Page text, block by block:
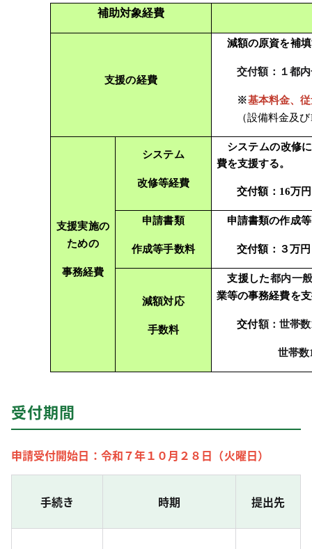
補助対象経費
支援の経費
減額の原資を補
交付額：１都
※基本料金、
（設備料金及
支援実施の
ための
事務経費
システム
改修等経費
システムの改修
費を支援する。
交付額：16万
申請書類
作成等手数料
申請書類の作成等
交付額：３万
減額対応
手数料
支援した都内一
業等の事務経費を
交付額：世帯
世帯
受付期間
申請受付開始日：令和７年１０月２８日（火曜日）
手続き 時期 提出先